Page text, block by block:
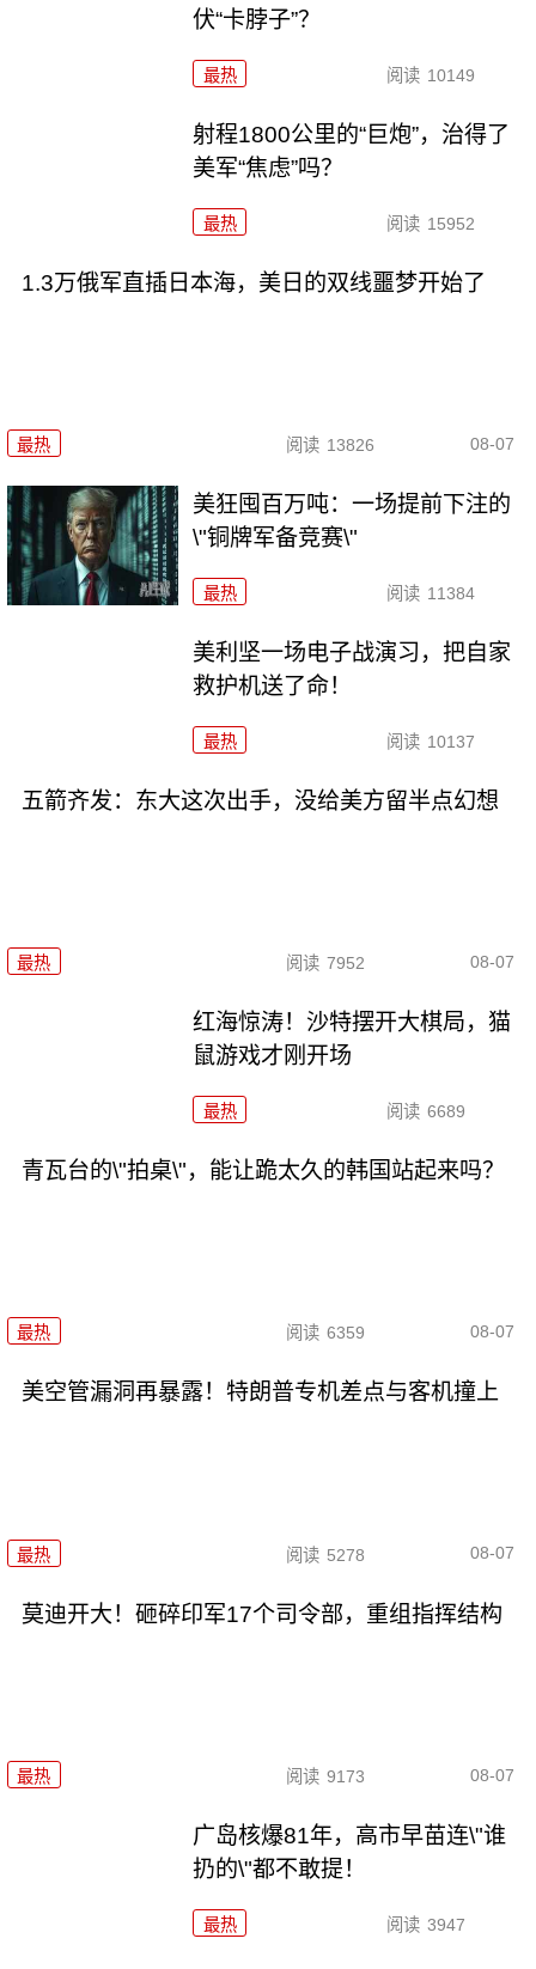
伏“卡脖子”？
最热 阅读 10149
射程1800公里的“巨炮”，治得了
美军“焦虑”吗？
最热 阅读 15952
1.3万俄军直插日本海，美日的双线噩梦开始了
最热 阅读 13826 08-07
美狂囤百万吨：一场提前下注的
\"铜牌军备竞赛\"
最热 阅读 11384
美利坚一场电子战演习，把自家
救护机送了命！
最热 阅读 10137
五箭齐发：东大这次出手，没给美方留半点幻想
最热 阅读 7952 08-07
红海惊涛！沙特摆开大棋局，猫
鼠游戏才刚开场
最热 阅读 6689
青瓦台的\"拍桌\"，能让跪太久的韩国站起来吗？
最热 阅读 6359 08-07
美空管漏洞再暴露！特朗普专机差点与客机撞上
最热 阅读 5278 08-07
莫迪开大！砸碎印军17个司令部，重组指挥结构
最热 阅读 9173 08-07
广岛核爆81年，高市早苗连\"谁
扔的\"都不敢提！
最热 阅读 3947